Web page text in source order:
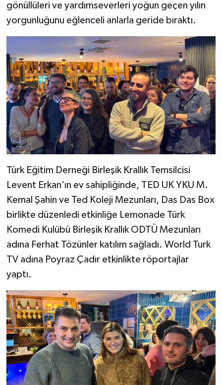
gönüllüleri ve yardımseverleri yoğun geçen yılın
yorgunluğunu eğlenceli anlarla geride bıraktı.
Türk Eğitim Derneği Birleşik Krallık Temsilcisi
Levent Erkan’ın ev sahipliğinde, TED UK YKU M.
Kemal Şahin ve Ted Koleji Mezunları, Das Das Box
birlikte düzenledi etkinliğe Lemonade Türk
Komedi Kulübü Birleşik Krallık ODTÜ Mezunları
adına Ferhat Tözünler katılım sağladı. World Turk
TV adına Poyraz Çadır etkinlikte röportajlar
yaptı.